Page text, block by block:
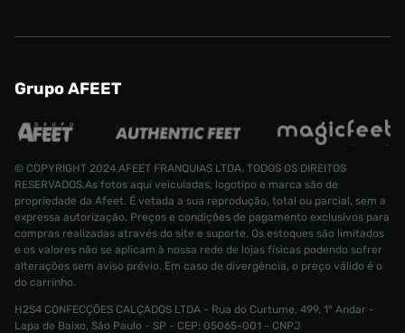
Tênis Nike Dunk Low Feminino
Tamanho:34
R$ 999,99
R$ 699,99
Grupo AFEET
© COPYRIGHT 2024 AFEET FRANQUIAS LTDA. TODOS OS DIREITOS
RESERVADOS.As fotos aqui veiculadas, logotipo e marca são de
propriedade da Afeet. É vetada a sua reprodução, total ou parcial, sem a
expressa autorização. Preços e condições de pagamento exclusivos para
compras realizadas através do site e suporte. Os estoques são limitados
e os valores não se aplicam à nossa rede de lojas físicas podendo sofrer
alterações sem aviso prévio. Em caso de divergência, o preço válido é o
do carrinho.
H2S4 CONFECÇÕES CALÇADOS LTDA - Rua do Curtume, 499, 1° Andar -
Lapa de Baixo, São Paulo - SP - CEP: 05065-001 - CNPJ